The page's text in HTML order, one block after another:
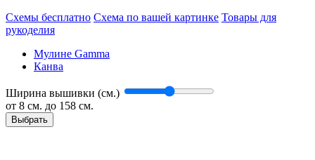
Схемы бесплатно Схема по вашей картинке Товары для
рукоделия
Мулине Gamma
Канва
Ширина вышивки (см.)
от 8 см. до 158 см.
Выбрать